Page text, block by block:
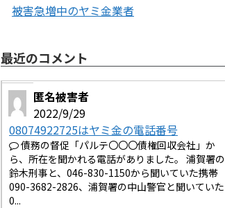
被害急増中のヤミ金業者
最近のコメント
匿名被害者
2022/9/29
08074922725はヤミ金の電話番号
債務の督促「パルテ〇〇〇債権回収会社」か
ら、所在を聞かれる電話がありました。 浦賀署の
鈴木刑事と、046-830-1150から聞いていた携帯
090-3682-2826、浦賀署の中山警官と聞いていた
0...